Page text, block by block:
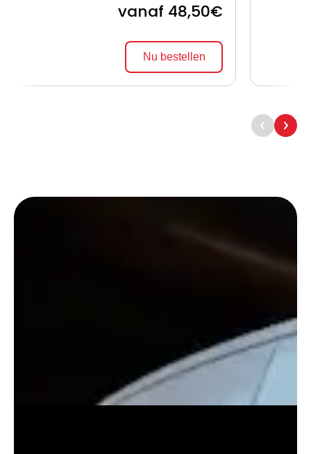
vanaf 48,50€
Nu bestellen